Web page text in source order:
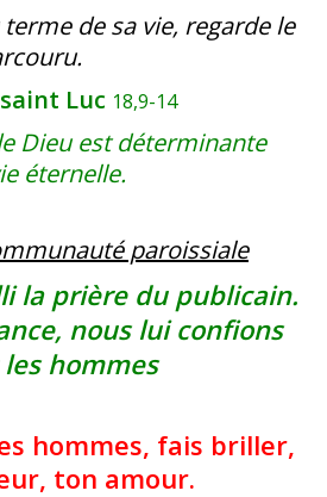
terme de sa vie, regarde le
Luc 18,9-14
Dieu est déterminante
éternelle.
paroissiale
la prière du publicain.
nous lui confions
hommes
hommes, fais briller,
ton amour.